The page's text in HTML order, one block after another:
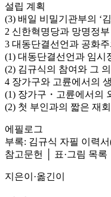
설립 계획
(3) 배일 비밀기관부의 ‘
2 신한혁명당과 망명정
3 대동단결선언과 공화
(1) 대동단결선언과 임시
(2) 김규식의 참여와 그 의
4 장가구와 고륜에서의
(1) 장가구・고륜에서의
(2) 첫 부인과의 짧은 재
에필로그
부록: 김규식 자필 이력서
참고문헌 │ 표·그림 목록
지은이·옮긴이